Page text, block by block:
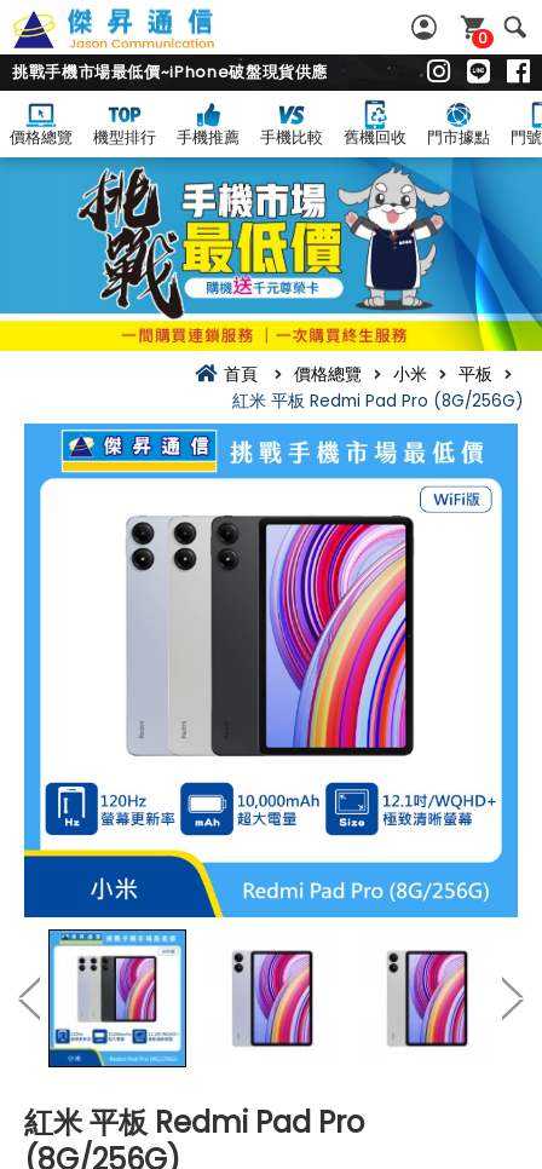
0
挑戰手機市場最低價~iPhone破盤現貨供應
價格總覽 機型排行 手機推薦 手機比較 舊機回收 門市據點 門
首頁 價格總覽 小米
平板
紅米 平板 Redmi Pad Pro (8G/256G)
紅米 平板 Redmi Pad Pro
(8G/256G)